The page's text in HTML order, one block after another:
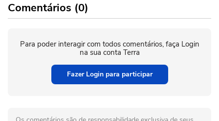
Comentários (0)
Para poder interagir com todos comentários, faça Login
na sua conta Terra
Fazer Login para participar